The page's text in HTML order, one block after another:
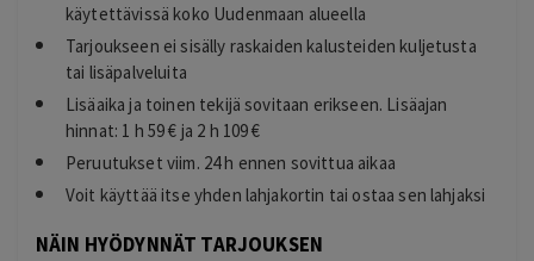
käytettävissä koko Uudenmaan alueella
Tarjoukseen ei sisälly raskaiden kalusteiden kuljetusta
tai lisäpalveluita
Lisäaika ja toinen tekijä sovitaan erikseen. Lisäajan
hinnat: 1 h 59 € ja 2 h 109 €
Peruutukset viim. 24 h ennen sovittua aikaa
Voit käyttää itse yhden lahjakortin tai ostaa sen lahjaksi
NÄIN HYÖDYNNÄT TARJOUKSEN